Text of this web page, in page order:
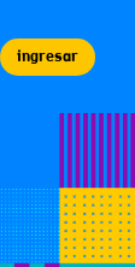
ingresar